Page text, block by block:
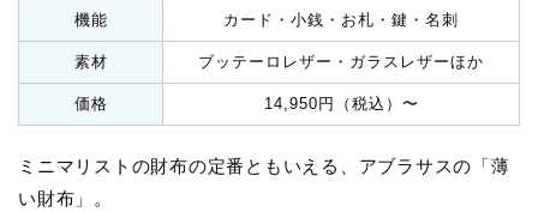
機能 カード・小銭・お札・鍵・名刺
素材 ブッテーロレザー・ガラスレザーほか
価格 14,950円（税込）〜
ミニマリストの財布の定番ともいえる、アブラサスの「薄
い財布」。